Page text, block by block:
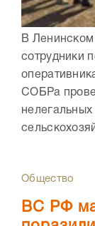
В Ленинском
сотрудники
СОБРа
Общество
ВС РФ